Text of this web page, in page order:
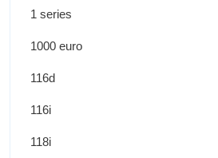
1 series
1000 euro
116d
116i
118i